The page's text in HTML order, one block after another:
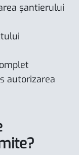
șantierului
autorizarea